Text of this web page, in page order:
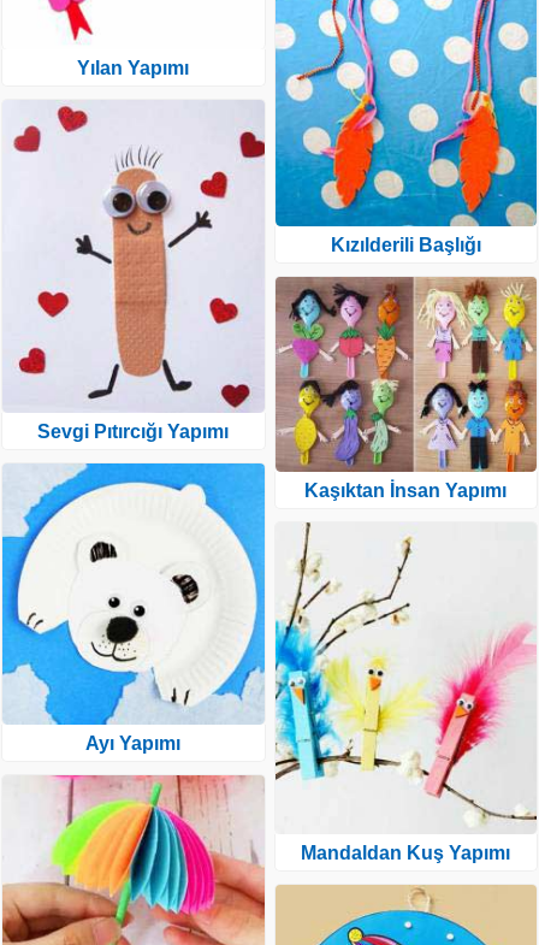
Yılan Yapımı
Sevgi Pıtırcığı Yapımı
Ayı Yapımı
Kızılderili Başlığı
Kaşıktan İnsan Yapımı
Mandaldan Kuş Yapımı